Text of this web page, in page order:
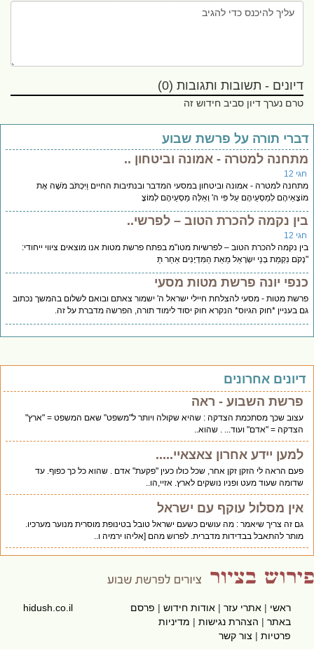
דיונים - תשובות ותגובות (0)
טרם נערך דיון סביב חידוש זה
תורה על פרשת שבוע
למטרה - אמונה וביטחון ..
12
למטרה - אמונה וביטחון במסעי המדבר ובנתיבות החיים וַיִּכְתֹּב מֹשֶׁה אֶת
לְמַסְעֵיהֶם עַל פִּי ה' וְאֵלֶּה מַסְעֵיהֶם לְמוֹצָ
נקמה להכרת הטוב – לפרשי..
12
נקמה להכרת הטוב – לפרשיות מטו"מ בפתח פרשת מטות אנו מוצאים ציווי ייחודי:
נִקְמַת בְּנֵי יִשְׂרָאֵל מֵאֵת הַמִּדְיָנִים אַחַר תֵּ
יונה פרשת מטות מסעי
מטות - מסעי להצלחת חיילי ישראל ה' ישמור צאתם ובואם לשלום בהמשך נכתוב
בעניין *חוק הגיוס* הנקרא חוק יסוד לימוד תורה, הפרשה מדברת על זה.
אחרונים
פרשת השבוע - ראה
עצוב שכך מסתכמת הצדקה : שהיא שקולה ויותר ל"משפט" שאם המשפט = "ארץ"
הצדקה = "אדם" ועוד... . שהוא..
למען יידע אחרון צאצאיי.....
פעם הראה לי הזקן זקן אחר, שכל כולו כעין "פקעת" אדם . שהוא כל כך כפוף. עד
שדומה שעוד מעט ופניו נושקים לארץ. אזיי,הו..
אין מסלול עוקף עם ישראל
גם זה צריך שיאמר : מה עושים כשעם ישראל טובל בטינופת מוסרית מנוער מערכיו.
מותר להתאבל בבדידות מדברית. לפרוש מהם [אליהו ירמיה ו..
ראשי|אתרי עזר|אודות חידוש|פרסם
באתר|הצהרת נגישות|מדיניות
פרטיות|צור קשר
hidush.co.il